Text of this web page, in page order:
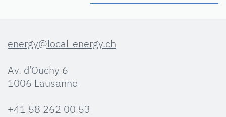
energy@local-energy.ch
Av. d’Ouchy 6
1006 Lausanne
+41 58 262 00 53